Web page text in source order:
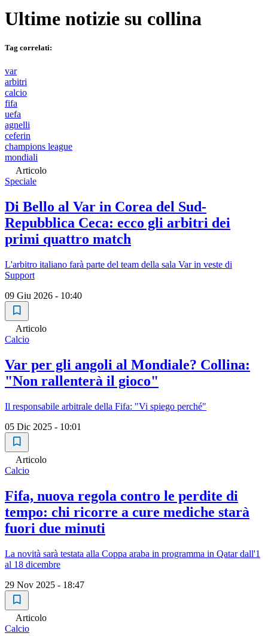
Ultime notizie su collina
Tag correlati:
var
arbitri
calcio
fifa
uefa
agnelli
ceferin
champions league
mondiali
Articolo
Speciale
Di Bello al Var in Corea del Sud-
Repubblica Ceca: ecco gli arbitri dei
primi quattro match
L'arbitro italiano farà parte del team della sala Var in veste di
Support
09 Giu 2026 - 10:40
Articolo
Calcio
Var per gli angoli al Mondiale? Collina:
"Non rallenterà il gioco"
Il responsabile arbitrale della Fifa: "Vi spiego perché"
05 Dic 2025 - 10:01
Articolo
Calcio
Fifa, nuova regola contro le perdite di
tempo: chi ricorre a cure mediche starà
fuori due minuti
La novità sarà testata alla Coppa araba in programma in Qatar dall'1
al 18 dicembre
29 Nov 2025 - 18:47
Articolo
Calcio